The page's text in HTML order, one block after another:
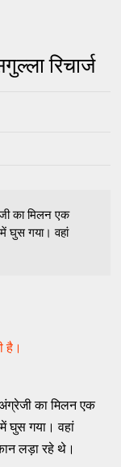
रिचार्ज
का मिलन एक
घुस गया। वहां
है।
अंग्रेजी का मिलन एक
घुस गया। वहां
लड़ा रहे थे।